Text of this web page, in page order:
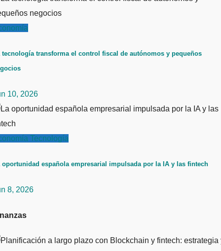
tecnología transforma el control fiscal de autónomos y pequeños
10, 2026
Tecnología
oportunidad española empresarial impulsada por la IA y las fintech
8, 2026